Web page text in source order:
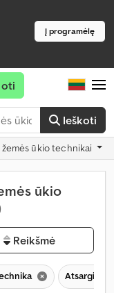
Į programėlę
Ieškoti
žemės ūkio technikai
ūkio
Reikšmė
Atsarginės